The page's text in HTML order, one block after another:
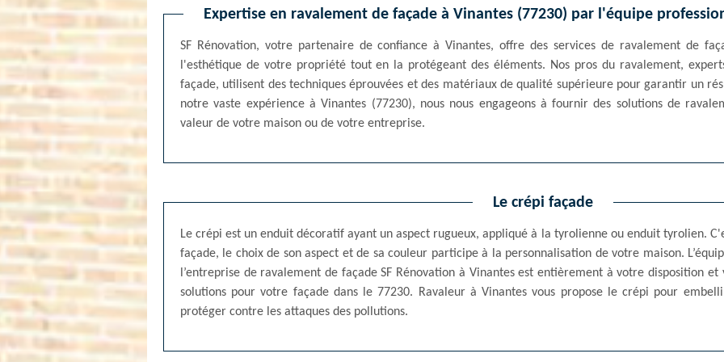
Expertise en ravalement de façade à Vinantes (77230) par l'équipe
SF Rénovation, votre partenaire de confiance à Vinantes, offre des services de ravalement de
l'esthétique de votre propriété tout en la protégeant des éléments. Nos pros du ravalement,
façade, utilisent des techniques éprouvées et des matériaux de qualité supérieure pour garantir un
notre vaste expérience à Vinantes (77230), nous nous engageons à fournir des solutions de
valeur de votre maison ou de votre entreprise.
Le crépi façade
Le crépi est un enduit décoratif ayant un aspect rugueux, appliqué à la tyrolienne ou enduit tyrolien.
façade, le choix de son aspect et de sa couleur participe à la personnalisation de votre maison.
l’entreprise de ravalement de façade SF Rénovation à Vinantes est entièrement à votre disposition
solutions pour votre façade dans le 77230. Ravaleur à Vinantes vous propose le crépi pour
protéger contre les attaques des pollutions.